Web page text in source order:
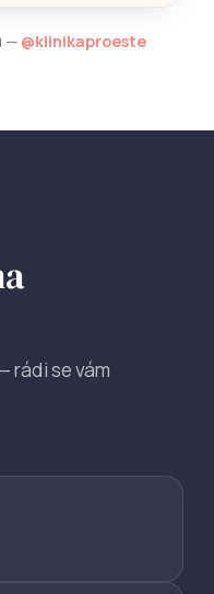
—@klinikaproeste
rádi se vám